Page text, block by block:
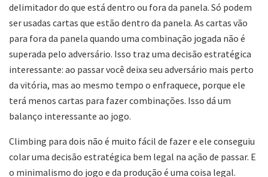
delimitador do que está dentro ou fora da panela. Só podem
ser usadas cartas que estão dentro da panela. As cartas vão
para fora da panela quando uma combinação jogada não é
superada pelo adversário. Isso traz uma decisão estratégica
interessante: ao passar você deixa seu adversário mais perto
da vitória, mas ao mesmo tempo o enfraquece, porque ele
terá menos cartas para fazer combinações. Isso dá um
balanço interessante ao jogo.
Climbing para dois não é muito fácil de fazer e ele conseguiu
colar uma decisão estratégica bem legal na ação de passar. E
o minimalismo do jogo e da produção é uma coisa legal.